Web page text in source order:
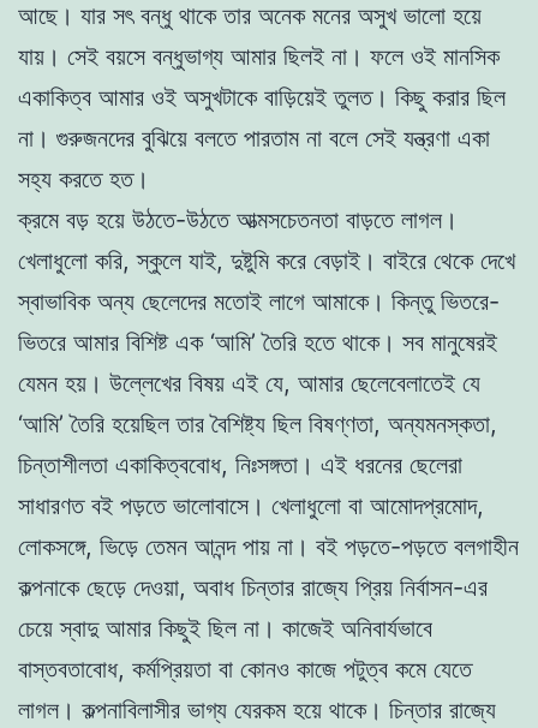
আছে। যার সৎ বন্ধু থাকে তার অনেক মনের অসুখ ভালো হয়ে
যায়। সেই বয়সে বন্ধুভাগ্য আমার ছিলই না। ফলে ওই মানসিক
একাকিত্ব আমার ওই অসুখটাকে বাড়িয়েই তুলত। কিছু করার ছিল
না। গুরুজনদের বুঝিয়ে বলতে পারতাম না বলে সেই যন্ত্রণা একা
সহ্য করতে হত।
ক্রমে বড় হয়ে উঠতে-উঠতে আত্মসচেতনতা বাড়তে লাগল।
খেলাধুলো করি, স্কুলে যাই, দুষ্টুমি করে বেড়াই। বাইরে থেকে দেখে
স্বাভাবিক অন্য ছেলেদের মতোই লাগে আমাকে। কিন্তু ভিতরে-
ভিতরে আমার বিশিষ্ট এক ‘আমি’ তৈরি হতে থাকে। সব মানুষেরই
যেমন হয়। উল্লেখের বিষয় এই যে, আমার ছেলেবেলাতেই যে
‘আমি’ তৈরি হয়েছিল তার বৈশিষ্ট্য ছিল বিষণ্ণতা, অন্যমনস্কতা,
চিন্তাশীলতা একাকিত্ববোধ, নিঃসঙ্গতা। এই ধরনের ছেলেরা
সাধারণত বই পড়তে ভালোবাসে। খেলাধুলো বা আমোদপ্রমোদ,
লোকসঙ্গে, ভিড়ে তেমন আনন্দ পায় না। বই পড়তে-পড়তে বলগাহীন
কল্পনাকে ছেড়ে দেওয়া, অবাধ চিন্তার রাজ্যে প্রিয় নির্বাসন-এর
চেয়ে স্বাদু আমার কিছুই ছিল না। কাজেই অনিবার্যভাবে
বাস্তবতাবোধ, কর্মপ্রিয়তা বা কোনও কাজে পটুত্ব কমে যেতে
লাগল। কল্পনাবিলাসীর ভাগ্য যেরকম হয়ে থাকে। চিন্তার রাজ্যে